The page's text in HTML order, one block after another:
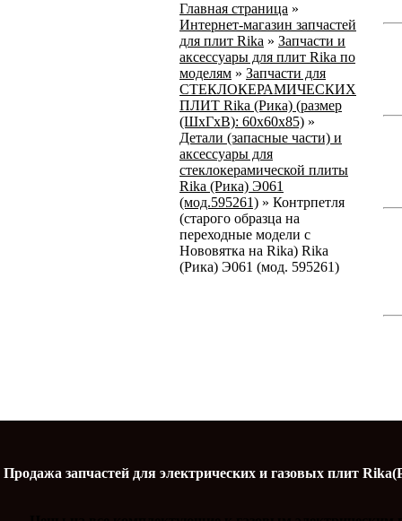
Главная страница »
Интернет-магазин запчастей
для плит Rika » Запчасти и
аксессуары для плит Rika по
моделям » Запчасти для
СТЕКЛОКЕРАМИЧЕСКИХ
ПЛИТ Rika (Рика) (размер
(ШхГхВ): 60x60x85) »
Детали (запасные части) и
аксессуары для
стеклокерамической плиты
Rika (Рика) Э061
(мод.595261) » Контрпетля
(старого образца на
переходные модели с
Нововятка на Rika) Rika
(Рика) Э061 (мод. 595261)
Продажа запчастей для электрических и газовых плит